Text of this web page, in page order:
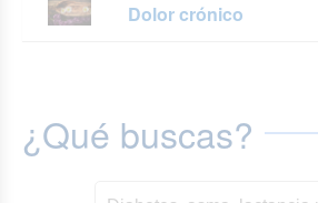
Dolor crónico
¿Qué buscas?